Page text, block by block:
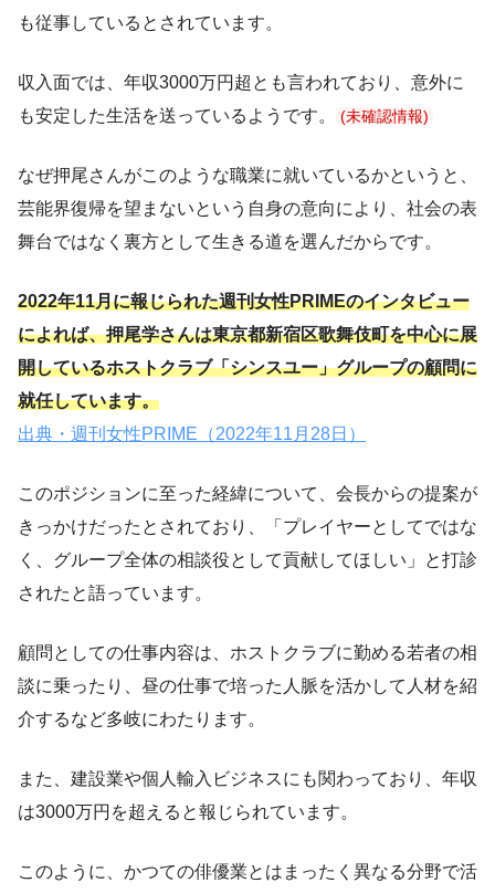
も従事しているとされています。
収入面では、年収3000万円超とも言われており、意外に
も安定した生活を送っているようです。
(未確認情報)
なぜ押尾さんがこのような職業に就いているかというと、
芸能界復帰を望まないという自身の意向により、社会の表
舞台ではなく裏方として生きる道を選んだからです。
2022年11月に報じられた週刊女性PRIMEのインタビュー
によれば、押尾学さんは東京都新宿区歌舞伎町を中心に展
開しているホストクラブ「シンスユー」グループの顧問に
就任しています。
出典・週刊女性PRIME（2022年11月28日）
このポジションに至った経緯について、会長からの提案が
きっかけだったとされており、「プレイヤーとしてではな
く、グループ全体の相談役として貢献してほしい」と打診
されたと語っています。
顧問としての仕事内容は、ホストクラブに勤める若者の相
談に乗ったり、昼の仕事で培った人脈を活かして人材を紹
介するなど多岐にわたります。
また、建設業や個人輸入ビジネスにも関わっており、年収
は3000万円を超えると報じられています。
このように、かつての俳優業とはまったく異なる分野で活